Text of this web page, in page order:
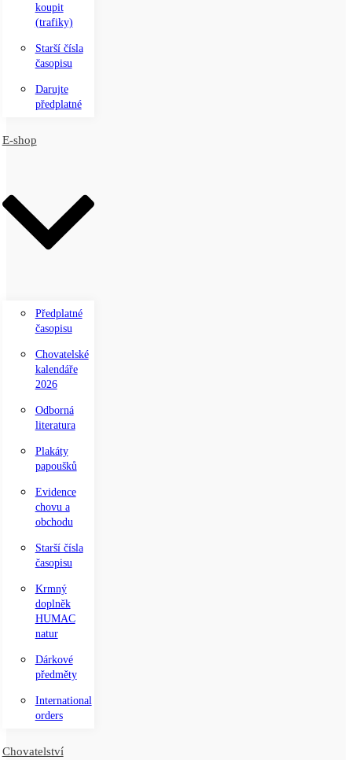
koupit
(trafiky)
Starší čísla
časopisu
Darujte
předplatné
E-shop
Předplatné
časopisu
Chovatelské
kalendáře
2026
Odborná
literatura
Plakáty
papoušků
Evidence
chovu a
obchodu
Starší čísla
časopisu
Krmný
doplněk
HUMAC
natur
Dárkové
předměty
International
orders
Chovatelství